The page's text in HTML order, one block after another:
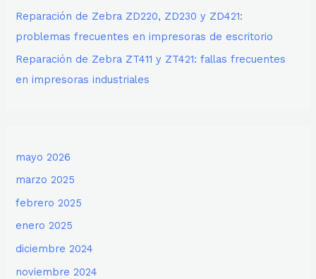
Reparación de Zebra ZD220, ZD230 y ZD421:
problemas frecuentes en impresoras de escritorio
Reparación de Zebra ZT411 y ZT421: fallas frecuentes
en impresoras industriales
mayo 2026
marzo 2025
febrero 2025
enero 2025
diciembre 2024
noviembre 2024